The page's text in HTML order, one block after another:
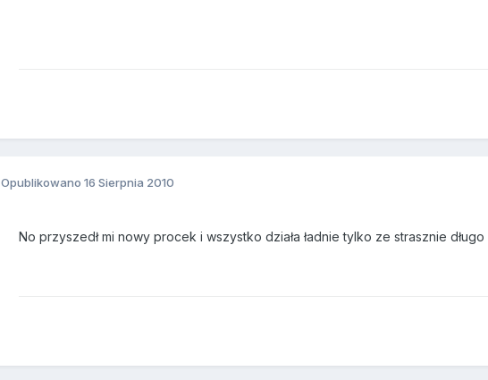
Opublikowano 16 Sierpnia 2010
No przyszedł mi nowy procek i wszystko działa ładnie tylko ze strasznie